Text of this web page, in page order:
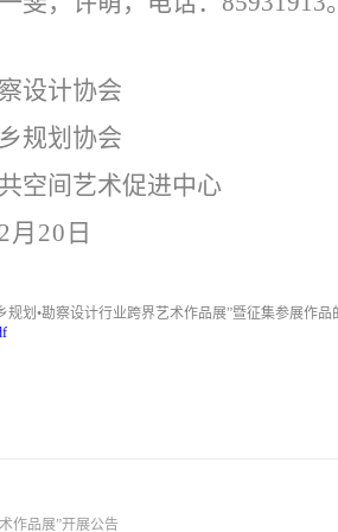
设计协会
规划协会
空间艺术促进中心
月20日
作品展”开展公告